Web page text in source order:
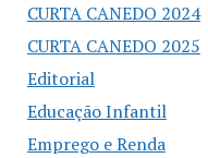
CURTA CANEDO 2024
CURTA CANEDO 2025
Editorial
Educação Infantil
Emprego e Renda